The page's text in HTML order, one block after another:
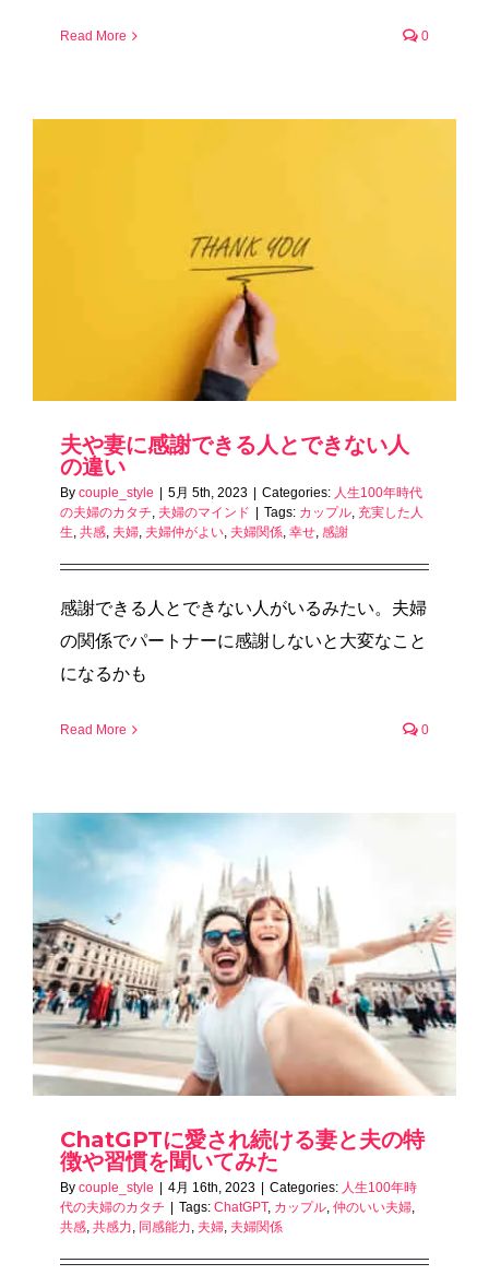
Read More 0
夫や妻に感謝できる人とできない人
の違い
By couple_style 5月 5th, 2023 Categories: 人生100年時代
の夫婦のカタチ, 夫婦のマインド Tags: カップル, 充実した人
生, 共感, 夫婦, 夫婦仲がよい, 夫婦関係, 幸せ, 感謝
感謝できる人とできない人がいるみたい。夫婦
の関係でパートナーに感謝しないと大変なこと
になるかも
Read More 0
ChatGPTに愛され続ける妻と夫の特
徴や習慣を聞いてみた
By couple_style 4月 16th, 2023 Categories: 人生100年時
代の夫婦のカタチ
Tags: ChatGPT, カップル, 仲のいい夫婦,
共感, 共感力, 同感能力, 夫婦, 夫婦関係